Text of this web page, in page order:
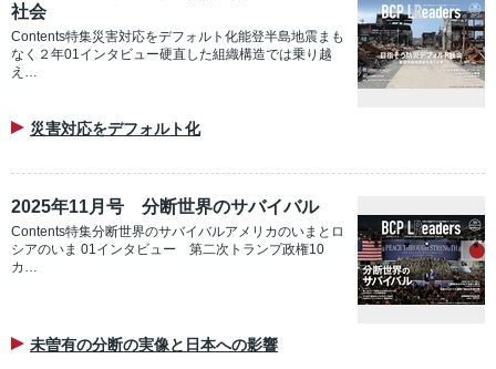
社会
Contents特集災害対応をデフォルト化能登半島地震まも
なく２年01インタビュー硬直した組織構造では乗り越
え…
災害対応をデフォルト化
2025年11月号 分断世界のサバイバル
Contents特集分断世界のサバイバルアメリカのいまとロ
シアのいま 01インタビュー 第二次トランプ政権10
カ…
未曽有の分断の実像と日本への影響